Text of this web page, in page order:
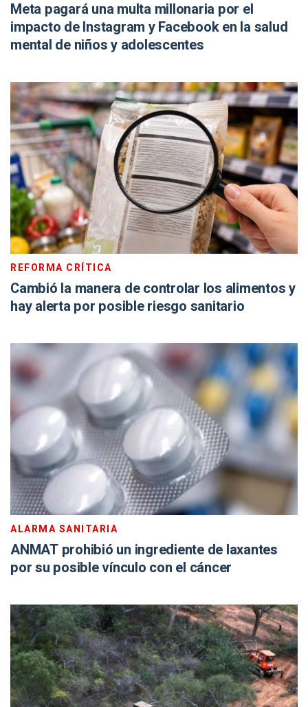
Meta pagará una multa millonaria por el
impacto de Instagram y Facebook en la salud
mental de niños y adolescentes
REFORMA CRÍTICA
Cambió la manera de controlar los alimentos y
hay alerta por posible riesgo sanitario
ALARMA SANITARIA
ANMAT prohibió un ingrediente de laxantes
por su posible vínculo con el cáncer